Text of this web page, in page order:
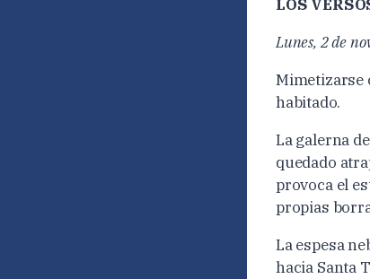
LOS
Lunes, 2 de
Mimetizarse
habitado.
La galerna
quedado
provoca el
propias
La espesa
hacia Santa